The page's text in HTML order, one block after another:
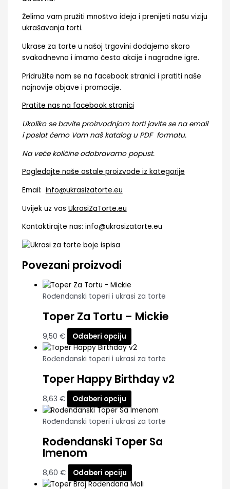
Želimo vam pružiti mnoštvo ideja i prenijeti našu viziju
ukrašavanja torti.
Ukrase za torte u našoj trgovini dodajemo skoro
svakodnevno i imamo često akcije i nagradne igre.
Pridružite nam se na facebook stranici i pratiti naše
najnovije objave i promocije.
Pratite nas na facebook stranici
Ukoliko se bavite proizvodnjom torti javite se na email
i poslat ćemo Vam naš katalog u PDF formatu.
Na veće količine odobravamo popust.
Pogledajte naše ostale proizvode iz kategorije
Email: info@ukrasizatorte.eu
Uvijek uz vas UkrasiZaTorte.eu
Kontaktirajte nas: info@ukrasizatorte.eu
Povezani proizvodi
Rođendanski toperi i ukrasi za torte
Toper Za Tortu – Mickie
9,50 € Odaberi opciju
Rođendanski toperi i ukrasi za torte
Toper Happy Birthday v2
8,63 € Odaberi opciju
Rođendanski toperi i ukrasi za torte
Rođendanski Toper Sa
Imenom
8,60 € Odaberi opciju